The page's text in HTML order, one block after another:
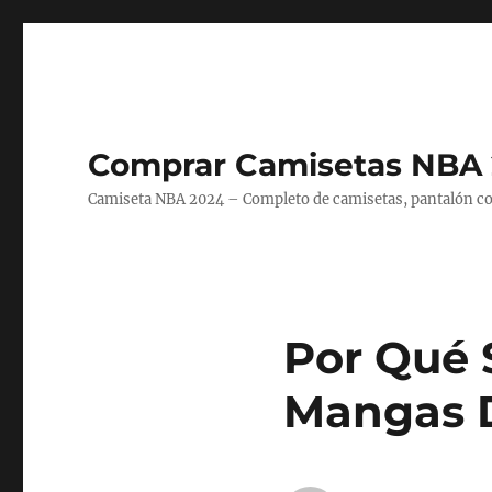
Comprar Camisetas NBA
Camiseta NBA 2024 – Completo de camisetas, pantalón
Por Qué
Mangas